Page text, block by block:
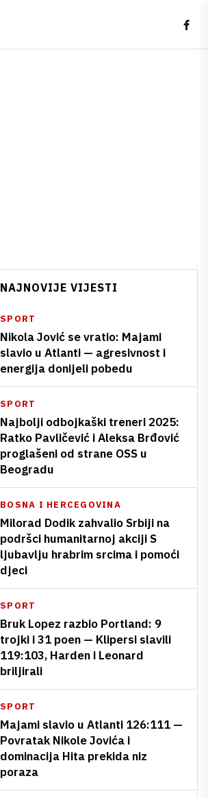
NAJNOVIJE VIJESTI
SPORT
Nikola Jović se vratio: Majami
slavio u Atlanti — agresivnost i
energija donijeli pobedu
SPORT
Najbolji odbojkaški treneri 2025:
Ratko Pavličević i Aleksa Brđović
proglašeni od strane OSS u
Beogradu
BOSNA I HERCEGOVINA
Milorad Dodik zahvalio Srbiji na
podršci humanitarnoj akciji S
ljubavlju hrabrim srcima i pomoći
djeci
SPORT
Bruk Lopez razbio Portland: 9
trojki i 31 poen — Klipersi slavili
119:103, Harden i Leonard
briljirali
SPORT
Majami slavio u Atlanti 126:111 —
Povratak Nikole Jovića i
dominacija Hita prekida niz
poraza